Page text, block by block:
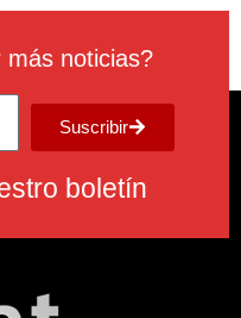
boletín
más noticias?
Suscribir